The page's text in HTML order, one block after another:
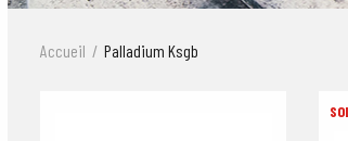
Accueil Palladium Ksgb